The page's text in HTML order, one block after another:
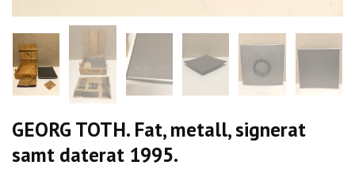
GEORG TOTH. Fat, metall, signerat
samt daterat 1995.